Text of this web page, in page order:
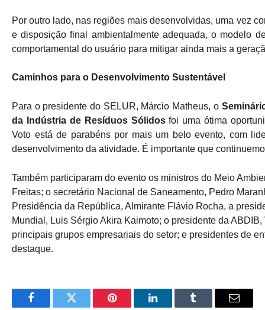
Por outro lado, nas regiões mais desenvolvidas, uma vez
e disposição final ambientalmente adequada, o modelo
comportamental do usuário para mitigar ainda mais a
Caminhos para o Desenvolvimento Sustentável
Para o presidente do SELUR, Márcio Matheus, o
da Indústria de Resíduos Sólidosfoi uma ótima
Voto está de parabéns por mais um belo evento, com
desenvolvimento da atividade. É importante que
Também participaram do evento os ministros do Meio
Freitas; o secretário Nacional de Saneamento, Pedro
Presidência da República, Almirante Flávio Rocha, a
Mundial, Luis Sérgio Akira Kaimoto; o presidente da
principais grupos empresariais do setor; e presidentes de
destaque.
FacebookTwitter Pinterest LinkedInTumblr Email